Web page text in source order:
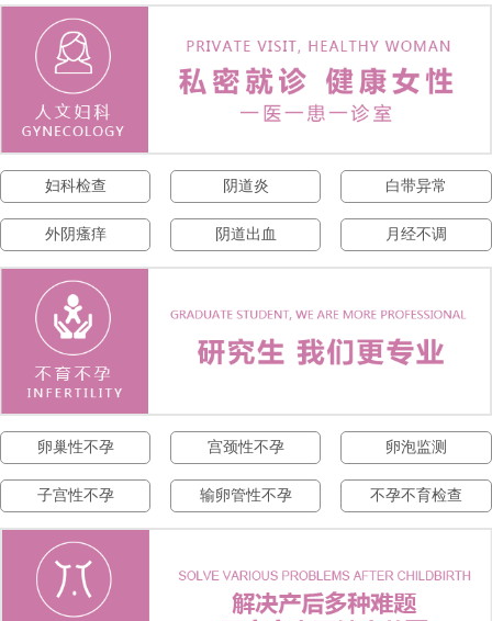
妇科检查 阴道炎 白带异常
外阴瘙痒 阴道出血 月经不调
卵巢性不孕 宫颈性不孕 卵泡监测
子宫性不孕 输卵管性不孕 不孕不育检查